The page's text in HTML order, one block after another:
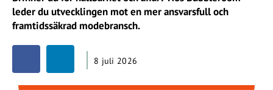
leder du utvecklingen mot en mer ansvarsfull och
framtidssäkrad modebransch.
8 juli 2026